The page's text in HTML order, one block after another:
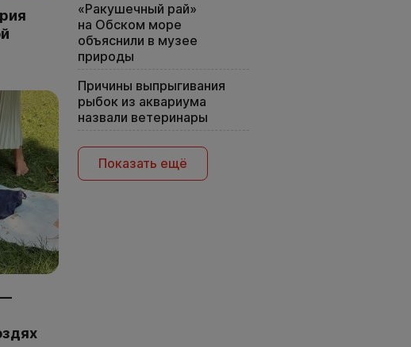
«Ракушечный рай»
на Обском море
объяснили в музее
природы
Причины выпрыгивания
рыбок из аквариума
назвали ветеринары
Показать ещё